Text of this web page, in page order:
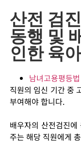
산전 검
동행 및
인한 육
남녀고용평등
직원의 임신 기간 중
부여해야 합니다.
배우자의 산전검진
주는 해당 직원에게